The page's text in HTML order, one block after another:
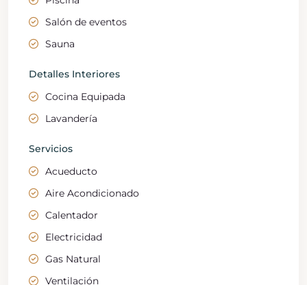
Salón de eventos
Sauna
Detalles Interiores
Cocina Equipada
Lavandería
Servicios
Acueducto
Aire Acondicionado
Calentador
Electricidad
Gas Natural
Ventilación